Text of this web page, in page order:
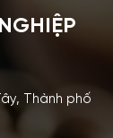
Thành phố